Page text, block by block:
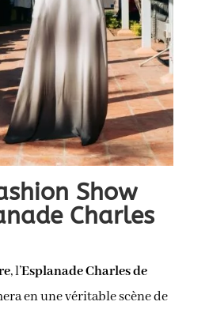
Show
Charles
, l’Esplanade Charles de
en une véritable scène de